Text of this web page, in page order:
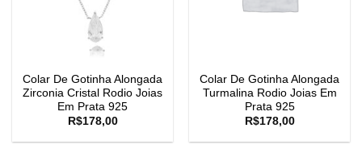
Colar De Gotinha Alongada
Zirconia Cristal Rodio Joias
Em Prata 925
R$178,00
Colar De Gotinha Alongada
Turmalina Rodio Joias Em
Prata 925
R$178,00